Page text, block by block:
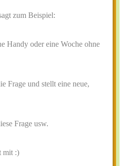
zum Beispiel:
Handy oder eine Woche ohne
Frage und stellt eine neue,
Frage usw.
mit :)